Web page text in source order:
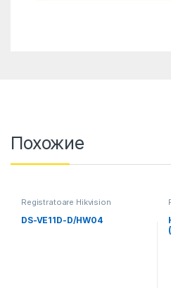
Похожие
Registratoare Hikvision
DS-VE11D-D/HW04